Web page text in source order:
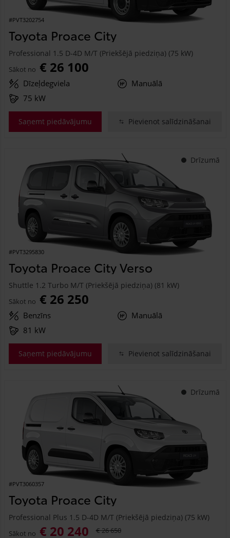
#PVT3202754
Toyota Proace City
Professional 1.5 D-4D M/T (Priekšējā piedziņa) (75 kW)
Sākot no € 26 100
Dīzeļdegviela
Manuālā
75 kW
Saņemt piedāvājumu Pievienot salīdzināšanai
Drīzumā
#PVT3295830
Toyota Proace City Verso
Shuttle 1.2 Turbo M/T (Priekšējā piedziņa) (81 kW)
Sākot no € 26 250
Benzīns
Manuālā
81 kW
Saņemt piedāvājumu Pievienot salīdzināšanai
Drīzumā
#PVT3060357
Toyota Proace City
Professional Plus 1.5 D-4D M/T (Priekšējā piedziņa) (75 kW)
Sākot no € 20 240 € 26 650